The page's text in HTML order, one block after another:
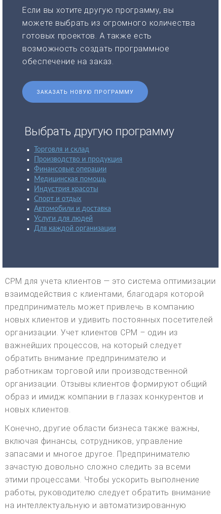
Если вы хотите другую программу, вы
можете выбрать из огромного количества
готовых проектов. А также есть
возможность создать программное
обеспечение на заказ.
ЗАКАЗАТЬ НОВУЮ ПРОГРАММУ
Выбрать другую программу
Торговля и склад
Производство и продукция
Финансовые операции
Медицинская помощь
Индустрия красоты
Спорт и отдых
Автомобили и доставка
Услуги для людей
Для каждой организации
CPM для учета клиентов — это система оптимизации
взаимодействия с клиентами, благодаря которой
предприниматель может привлечь в компанию
новых клиентов и удивить постоянных посетителей
организации. Учет клиентов СРМ – один из
важнейших процессов, на который следует
обратить внимание предпринимателю и
работникам торговой или производственной
организации. Отзывы клиентов формируют общий
образ и имидж компании в глазах конкурентов и
новых клиентов.
Конечно, другие области бизнеса также важны,
включая финансы, сотрудников, управление
запасами и многое другое. Предпринимателю
зачастую довольно сложно следить за всеми
этими процессами. Чтобы ускорить выполнение
работы, руководителю следует обратить внимание
на интеллектуальную и автоматизированную